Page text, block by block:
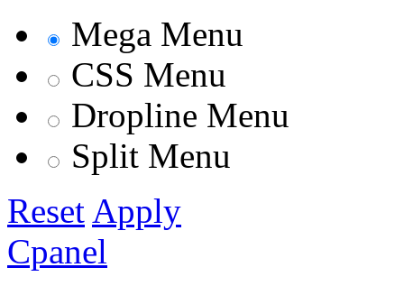
Mega Menu
CSS Menu
Dropline Menu
Split Menu
Reset Apply
Cpanel